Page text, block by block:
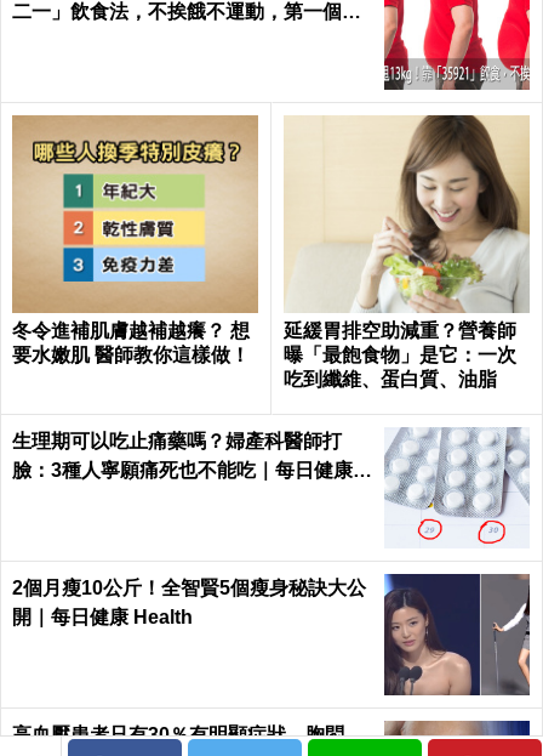
二一」飲食法，不挨餓不運動，第一個月
冬令進補肌膚越補越癢？ 想
要水嫩肌 醫師教你這樣做！
延緩胃排空助減重？營養師
曝「最飽食物」是它：一次
吃到纖維、蛋白質、油脂
生理期可以吃止痛藥嗎？婦產科醫師打
臉：3種人寧願痛死也不能吃｜每日健康 H
2個月瘦10公斤！全智賢5個瘦身秘訣大公
開｜每日健康 Health
高血壓患者只有30％有明顯症狀 胸悶、